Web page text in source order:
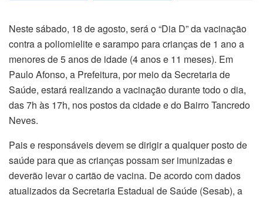
Neste sábado, 18 de agosto, será o “Dia D” da vacinação
contra a poliomielite e sarampo para crianças de 1 ano a
menores de 5 anos de idade (4 anos e 11 meses). Em
Paulo Afonso, a Prefeitura, por meio da Secretaria de
Saúde, estará realizando a vacinação durante todo o dia,
das 7h às 17h, nos postos da cidade e do Bairro Tancredo
Neves.
Pais e responsáveis devem se dirigir a qualquer posto de
saúde para que as crianças possam ser imunizadas e
deverão levar o cartão de vacina. De acordo com dados
atualizados da Secretaria Estadual de Saúde (Sesab), a